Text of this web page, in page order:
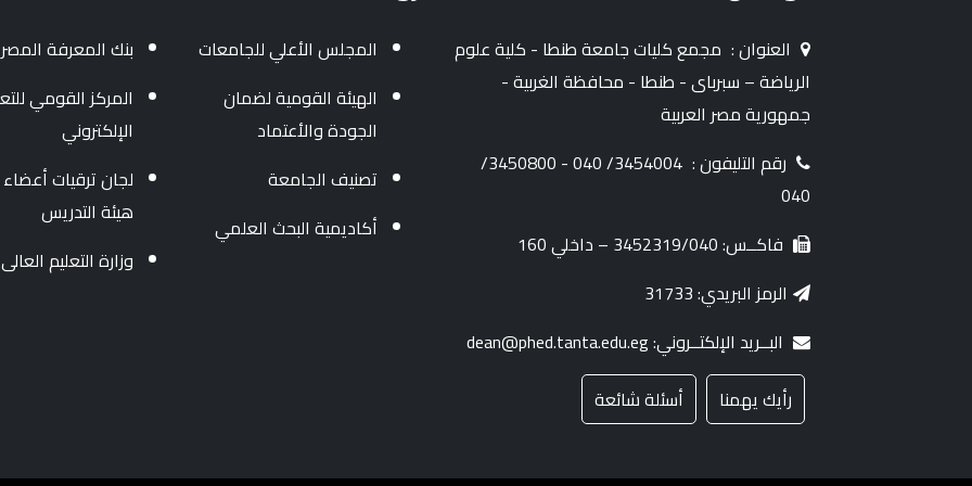
العنوان : مجمع كليات جامعة طنطا - كلية علوم
الرياضة – سبرباى - طنطا - محافظة الغربية -
جمهورية مصر العربية
رقم التليفون :
3454004/ 040 - 3450800/
040
فاكــس: 3452319/040 – داخلي 160
الرمز البريدي: 31733
البــريد الإلكتــروني: dean@phed.tanta.edu.eg
رأيك يهمنا
أسئلة شائعة
المجلس الأعلي للجامعات
الهيئة القومية لضمان
الجودة والأعتماد
تصنيف الجامعة
أكاديمية البحث العلمي
بنك المعرفة
المركز القومي
الإلكتروني
لجان ترقيات أعضاء
هيئة التدريس
وزارة التعليم العالى